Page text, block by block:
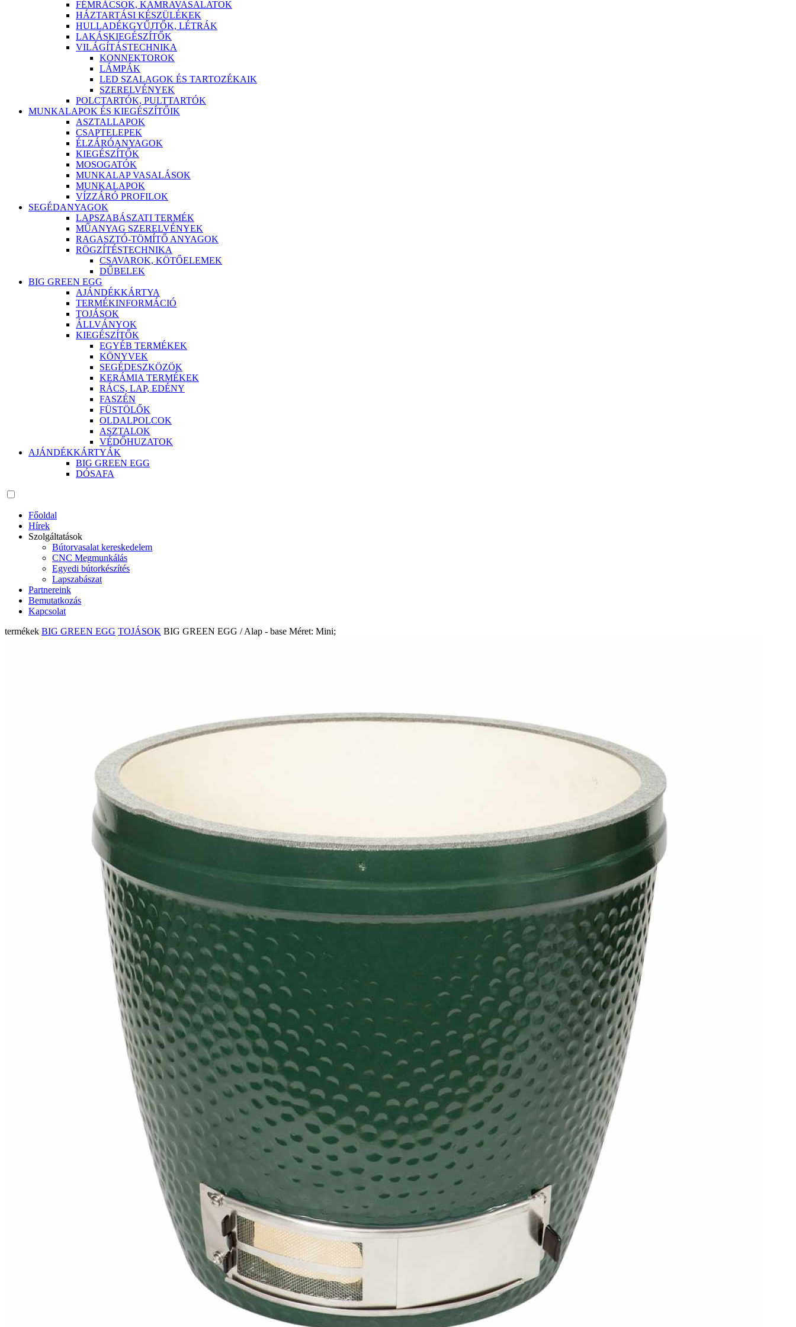
FÉMRÁCSOK, KAMRAVASALATOK
HÁZTARTÁSI KÉSZÜLÉKEK
HULLADÉKGYŰJTŐK, LÉTRÁK
LAKÁSKIEGÉSZÍTŐK
VILÁGÍTÁSTECHNIKA
KONNEKTOROK
LÁMPÁK
LED SZALAGOK ÉS TARTOZÉKAIK
SZERELVÉNYEK
POLCTARTÓK, PULTTARTÓK
MUNKALAPOK ÉS KIEGÉSZÍTŐIK
ASZTALLAPOK
CSAPTELEPEK
ÉLZÁRÓANYAGOK
KIEGÉSZÍTŐK
MOSOGATÓK
MUNKALAP VASALÁSOK
MUNKALAPOK
VÍZZÁRÓ PROFILOK
SEGÉDANYAGOK
LAPSZABÁSZATI TERMÉK
MŰANYAG SZERELVÉNYEK
RAGASZTÓ-TÖMÍTŐ ANYAGOK
RÖGZÍTÉSTECHNIKA
CSAVAROK, KÖTŐELEMEK
DŰBELEK
BIG GREEN EGG
AJÁNDÉKKÁRTYA
TERMÉKINFORMÁCIÓ
TOJÁSOK
ÁLLVÁNYOK
KIEGÉSZÍTŐK
EGYÉB TERMÉKEK
KÖNYVEK
SEGÉDESZKÖZÖK
KERÁMIA TERMÉKEK
RÁCS, LAP, EDÉNY
FASZÉN
FÜSTÖLŐK
OLDALPOLCOK
ASZTALOK
VÉDŐHUZATOK
AJÁNDÉKKÁRTYÁK
BIG GREEN EGG
DÓSAFA
Főoldal
Hírek
Szolgáltatások
Bútorvasalat kereskedelem
CNC Megmunkálás
Egyedi bútorkészítés
Lapszabászat
Partnereink
Bemutatkozás
Kapcsolat
termékek BIG GREEN EGG TOJÁSOK BIG GREEN EGG / Alap - base Méret: Mini;